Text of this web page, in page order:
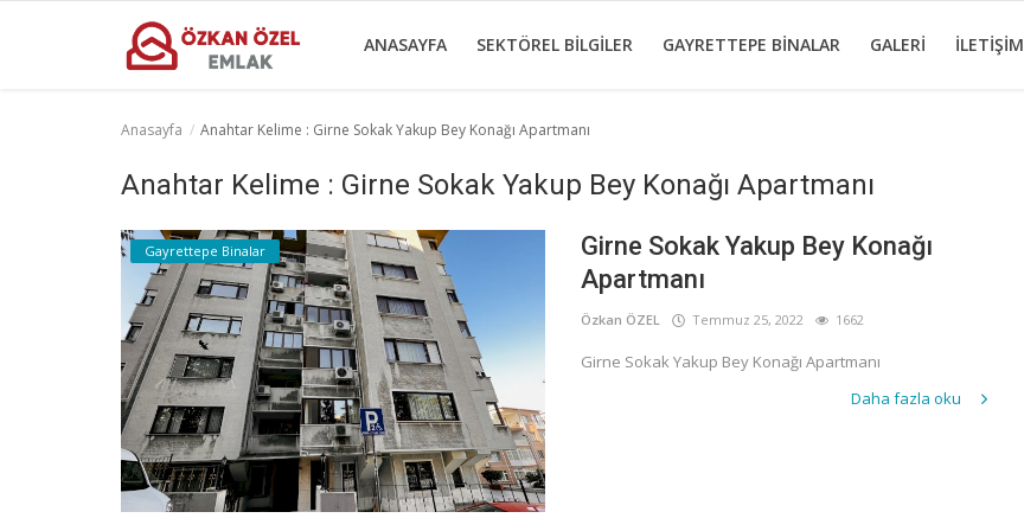
ANASAYFA SEKTÖREL BILGILER GAYRETTEPE BINALAR GALERI İLETIŞIM
Gayrettepe Binalar
Anasayfa Anahtar Kelime : Girne Sokak Yakup Bey Konağı Apartmanı
Anahtar Kelime : Girne Sokak Yakup Bey Konağı Apartmanı
Gayrettepe Binalar
Girne Sokak Yakup Bey Konağı
Apartmanı
Özkan ÖZEL Temmuz 25, 2022 1662
Girne Sokak Yakup Bey Konağı Apartmanı
Daha fazla oku